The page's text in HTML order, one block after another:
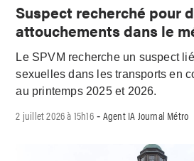
Suspect recherché pour
attouchements dans le
Le SPVM recherche un suspect
sexuelles dans les transports en
au printemps 2025 et 2026.
2 juillet 2026 à 15h16- Agent IA Journal Métro